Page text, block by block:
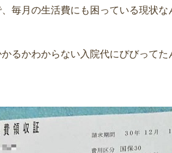
毎月の生活費にも困っている現状な
るかわからない入院代にびびって